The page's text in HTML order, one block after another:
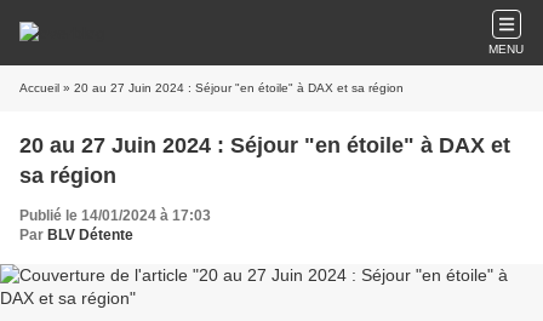
MENU
Accueil » 20 au 27 Juin 2024 : Séjour "en étoile" à DAX et sa région
20 au 27 Juin 2024 : Séjour "en étoile" à DAX et
sa région
Publié le 14/01/2024 à 17:03
Par BLV Détente